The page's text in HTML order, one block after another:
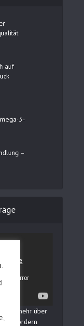
auf
3-
–
Sie mehr über
fördern